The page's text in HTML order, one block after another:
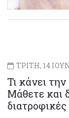
ΤΡΙΤΗ, 14
Τι κάνει
Μάθετε και
διατροφικές